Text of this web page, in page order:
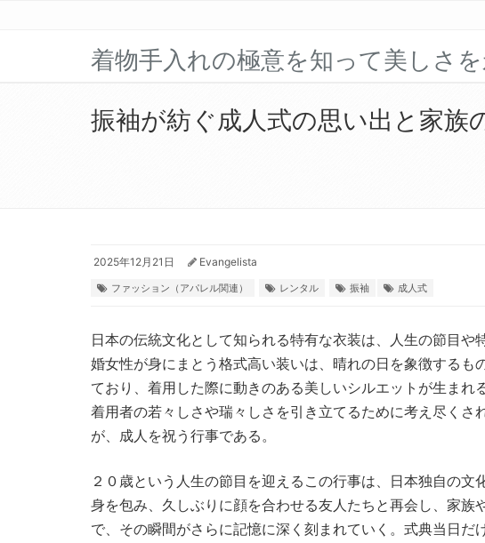
着物手入れの極意を知って美しさ
振袖が紡ぐ成人式の思い出と家族
2025年12月21日 Evangelista
ファッション（アパレル関連） レンタル 振袖 成人式
日本の伝統文化として知られる特有な衣装は、人生の節目や
婚女性が身にまとう格式高い装いは、晴れの日を象徴する
ており、着用した際に動きのある美しいシルエットが生まれ
着用者の若々しさや瑞々しさを引き立てるために考え尽く
が、成人を祝う行事である。
２０歳という人生の節目を迎えるこの行事は、日本独自の
身を包み、久しぶりに顔を合わせる友人たちと再会し、家族
で、その瞬間がさらに記憶に深く刻まれていく。式典当日